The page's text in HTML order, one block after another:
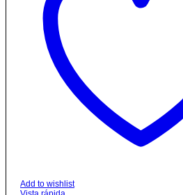
Add to wishlist